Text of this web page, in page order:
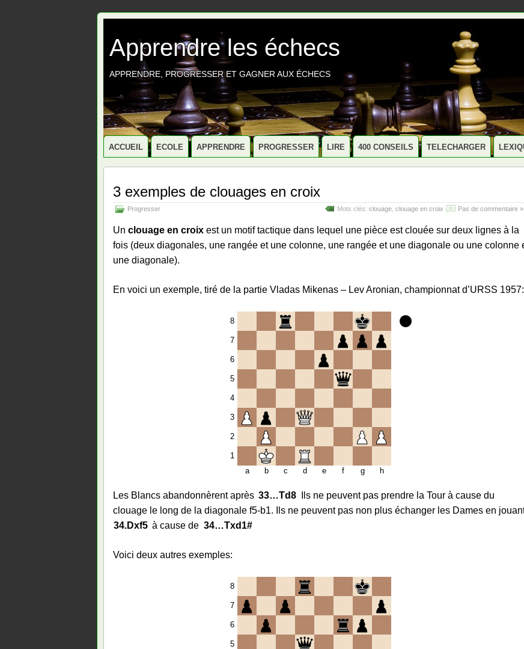
Apprendre les échecs
APPRENDRE, PROGRESSER ET GAGNER AUX ÉCHECS
ACCUEIL ECOLE APPRENDRE PROGRESSER LIRE 400 CONSEILS TELECHARGER
3 exemples de clouages en croix
Progresser Pas de commentaire »
Mots clés: clouage clouage en croix
Un clouage en croix est un motif tactique dans lequel une pièce est clouée sur deux lignes à la
fois (deux diagonales, une rangée et une colonne, une rangée et une diagonale ou une colonne
une diagonale).
En voici un exemple, tiré de la partie Vladas Mikenas – Lev Aronian, championnat d’URSS 1957:
8
7
6
5
4
3
2
1
a
b c d e f g h
Les Blancs abandonnèrent après 33…Td8
Ils ne peuvent pas prendre la Tour à cause du
clouage le long de la diagonale f5-b1. Ils ne peuvent pas non plus échanger les Dames en
34.Dxf5 à cause de 34…Txd1#
Voici deux autres exemples:
8
7
6
5